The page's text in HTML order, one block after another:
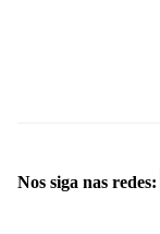
Nos siga nas redes: